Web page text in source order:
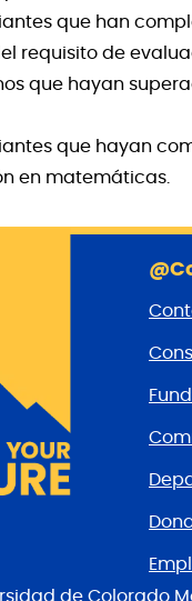
que han
requisito de
que hayan
que hayan
en matemáticas.
de Colorado